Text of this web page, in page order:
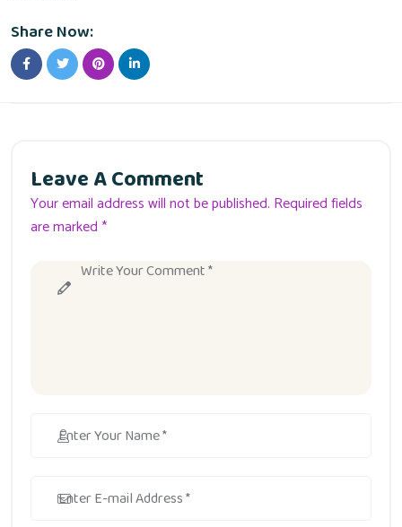
Share Now:
Leave A Comment
Your email address will not be published. Required fields
are marked *